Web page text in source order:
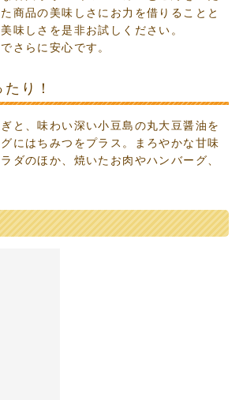
商品の美味しさにお力を借りることと
味しさを是非お試しください。
さらに安心です。
り！
と、味わい深い小豆島の丸大豆醤油を
にはちみつをプラス。まろやかな甘味
ダのほか、焼いたお肉やハンバーグ、